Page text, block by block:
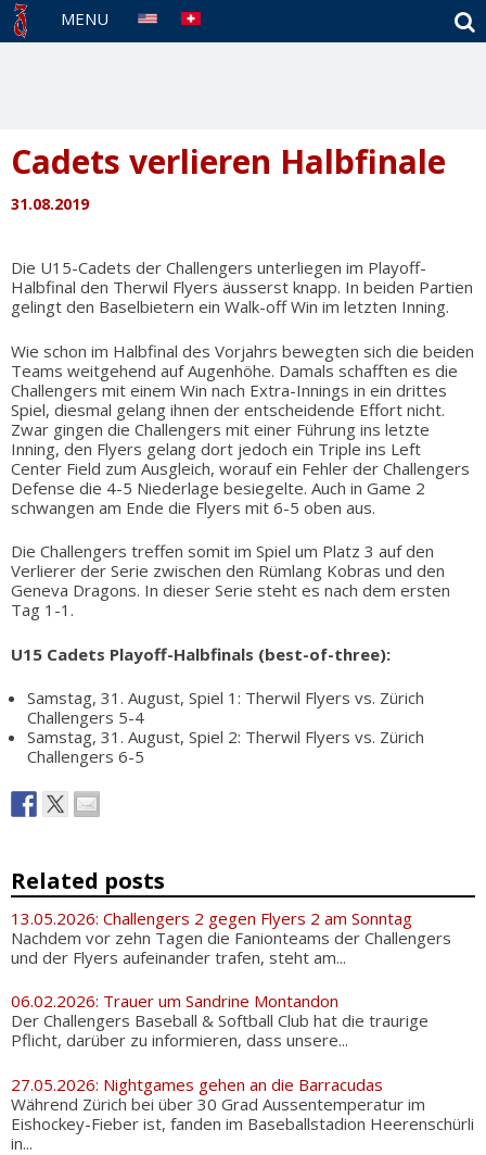
MENU
Cadets verlieren Halbfinale
31.08.2019
Die U15-Cadets der Challengers unterliegen im Playoff-
Halbfinal den Therwil Flyers äusserst knapp. In beiden Partien
gelingt den Baselbietern ein Walk-off Win im letzten Inning.
Wie schon im Halbfinal des Vorjahrs bewegten sich die beiden
Teams weitgehend auf Augenhöhe. Damals schafften es die
Challengers mit einem Win nach Extra-Innings in ein drittes
Spiel, diesmal gelang ihnen der entscheidende Effort nicht.
Zwar gingen die Challengers mit einer Führung ins letzte
Inning, den Flyers gelang dort jedoch ein Triple ins Left
Center Field zum Ausgleich, worauf ein Fehler der Challengers
Defense die 4-5 Niederlage besiegelte. Auch in Game 2
schwangen am Ende die Flyers mit 6-5 oben aus.
Die Challengers treffen somit im Spiel um Platz 3 auf den
Verlierer der Serie zwischen den Rümlang Kobras und den
Geneva Dragons. In dieser Serie steht es nach dem ersten
Tag 1-1.
U15 Cadets Playoff-Halbfinals (best-of-three):
Samstag, 31. August, Spiel 1: Therwil Flyers vs. Zürich
Challengers 5-4
Samstag, 31. August, Spiel 2: Therwil Flyers vs. Zürich
Challengers 6-5
Related posts
13.05.2026: Challengers 2 gegen Flyers 2 am Sonntag
Nachdem vor zehn Tagen die Fanionteams der Challengers
und der Flyers aufeinander trafen, steht am...
06.02.2026: Trauer um Sandrine Montandon
Der Challengers Baseball & Softball Club hat die traurige
Pflicht, darüber zu informieren, dass unsere...
27.05.2026: Nightgames gehen an die Barracudas
Während Zürich bei über 30 Grad Aussentemperatur im
Eishockey-Fieber ist, fanden im Baseballstadion Heerenschürli
in...